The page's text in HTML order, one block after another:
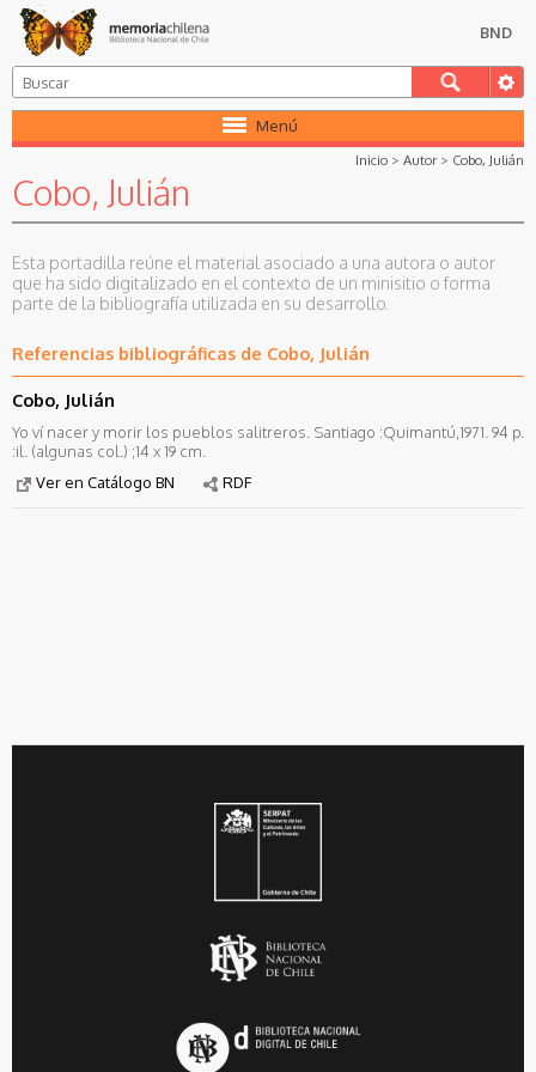
BND
Menú
Inicio > Autor > Cobo, Julián
Cobo, Julián
Esta portadilla reúne el material asociado a una autora o autor
que ha sido digitalizado en el contexto de un minisitio o forma
parte de la bibliografía utilizada en su desarrollo.
Referencias bibliográficas de Cobo, Julián
Cobo, Julián
Yo ví nacer y morir los pueblos salitreros. Santiago :Quimantú,1971. 94 p.
:il. (algunas col.) ;14 x 19 cm.
Ver en Catálogo BN
RDF